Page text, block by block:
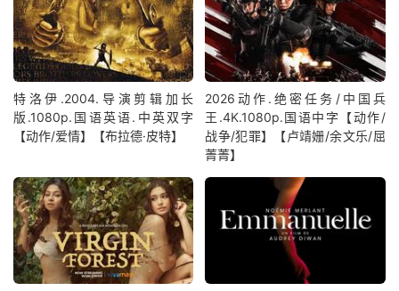
特洛伊.2004.导演剪辑加长
版.1080p.国语英语.中英双字
【动作/爱情】【布拉德·皮特】
2026动作.绝密任务/中国兵
王.4K.1080p.国语中字【动作/
战争/犯罪】【卢靖姗/余文乐/屈
菁菁】